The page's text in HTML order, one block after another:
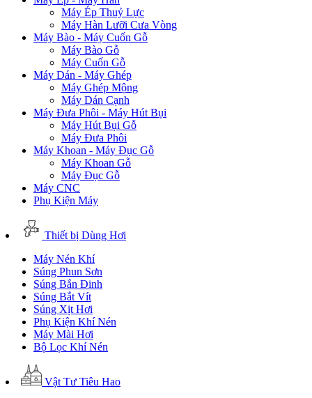
Máy Ép Thuỷ Lực
Máy Hàn Lưỡi Cưa Vòng
Máy Bào - Máy Cuốn Gỗ
Máy Bào Gỗ
Máy Cuốn Gỗ
Máy Dán - Máy Ghép
Máy Ghép Mộng
Máy Dán Cạnh
Máy Đưa Phôi - Máy Hút Bụi
Máy Hút Bụi Gỗ
Máy Đưa Phôi
Máy Khoan - Máy Đục Gỗ
Máy Khoan Gỗ
Máy Đục Gỗ
Máy CNC
Phụ Kiện Máy
Thiết bị Dùng Hơi
Máy Nén Khí
Súng Phun Sơn
Súng Bắn Đinh
Súng Bắt Vít
Súng Xịt Hơi
Phụ Kiện Khí Nén
Máy Mài Hơi
Bộ Lọc Khí Nén
Vật Tư Tiêu Hao